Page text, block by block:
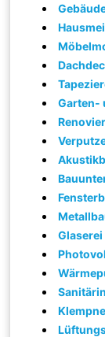
Garten-
Glaserei